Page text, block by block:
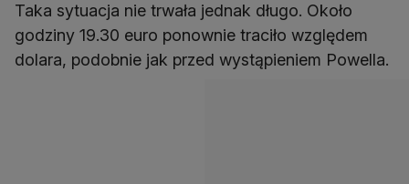
Taka sytuacja nie trwała jednak długo. Około
godziny 19.30 euro ponownie traciło względem
dolara, podobnie jak przed wystąpieniem Powella.